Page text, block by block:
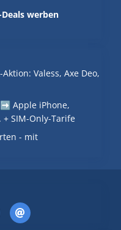
werben
Valess, Axe Deo,
Apple iPhone,
+ SIM-Only-Tarife
- mit